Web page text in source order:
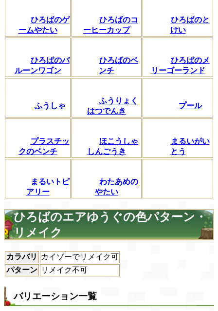
ひろばのゲ
ームやたい
ひろばのコ
ーヒーカップ
ひろばのと
けい
ひろばのバ
ルーンワゴン
ひろばのベ
ンチ
ひろばのメ
リーゴーランド
ふうしゃ
ふうりょく
はつでんき
プール
プラスチッ
クのベンチ
ほこうしゃ
しんごうき
まるいがい
とう
まるいトピ
アリー
わたあめの
やたい
ひろばのエアゆうぐの色パターン・
リメイク
カラバリ
カイゾーでリメイク可
パターン リメイク不可
バリエーション一覧